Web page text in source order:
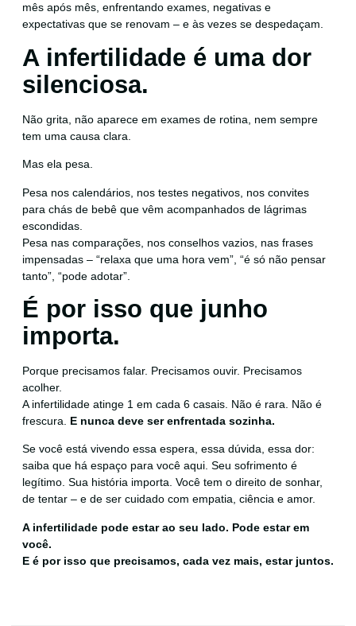
mês após mês, enfrentando exames, negativas e
expectativas que se renovam – e às vezes se despedaçam.
A infertilidade é uma dor
silenciosa.
Não grita, não aparece em exames de rotina, nem sempre
tem uma causa clara.
Mas ela pesa.
Pesa nos calendários, nos testes negativos, nos convites
para chás de bebê que vêm acompanhados de lágrimas
escondidas.
Pesa nas comparações, nos conselhos vazios, nas frases
impensadas – “relaxa que uma hora vem”, “é só não pensar
tanto”, “pode adotar”.
É por isso que junho
importa.
Porque precisamos falar. Precisamos ouvir. Precisamos
acolher.
A infertilidade atinge 1 em cada 6 casais. Não é rara. Não é
frescura. E nunca deve ser enfrentada sozinha.
Se você está vivendo essa espera, essa dúvida, essa dor:
saiba que há espaço para você aqui. Seu sofrimento é
legítimo. Sua história importa. Você tem o direito de sonhar,
de tentar – e de ser cuidado com empatia, ciência e amor.
A infertilidade pode estar ao seu lado. Pode estar em
você.
E é por isso que precisamos, cada vez mais, estar juntos.